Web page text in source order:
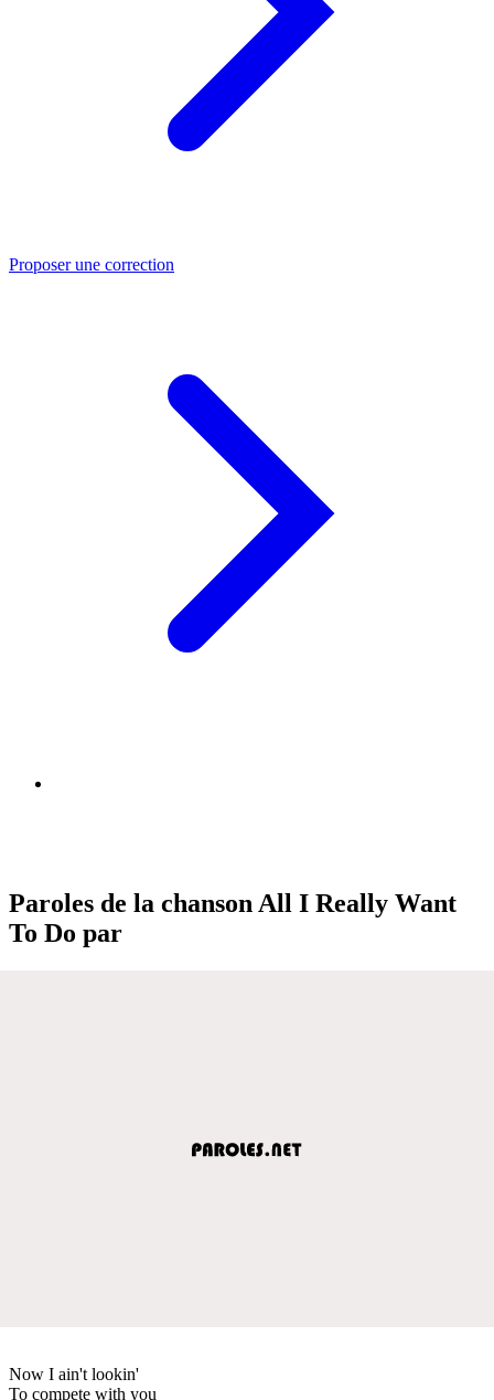
Proposer une correction
Paroles de la chanson All I Really Want
To Do par
Now I ain't lookin'
To compete with you